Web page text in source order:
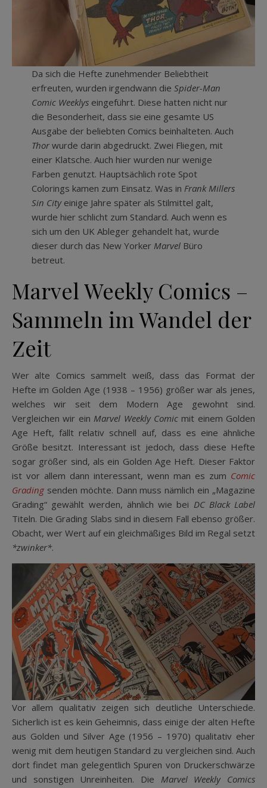
Da sich die Hefte zunehmender Beliebtheit
erfreuten, wurden irgendwann die Spider-Man
Comic Weeklyseingeführt. Diese hatten nicht nur
die Besonderheit, dass sie eine gesamte US
Ausgabe der beliebten Comics beinhalteten. Auch
Thorwurde darin abgedruckt. Zwei Fliegen, mit
einer Klatsche. Auch hier wurden nur wenige
Farben genutzt. Hauptsächlich rote Spot
Colorings kamen zum Einsatz. Was in Frank Millers
Sin Cityeinige Jahre später als Stilmittel galt,
wurde hier schlicht zum Standard. Auch wenn es
sich um den UK Ableger gehandelt hat, wurde
dieser durch das New Yorker MarvelBüro
betreut.
Marvel Weekly Comics –
Sammeln im Wandel der
Zeit
Wer alte Comics sammelt weiß, dass das Format der
Hefte im Golden Age (1938 – 1956) größer war als jenes,
welches wir seit dem Modern Age gewohnt sind.
Vergleichen wir ein Marvel Weekly Comicmit einem Golden
Age Heft, fällt relativ schnell auf, dass es eine ähnliche
Größe besitzt. Interessant ist jedoch, dass diese Hefte
sogar größer sind, als ein Golden Age Heft. Dieser Faktor
ist vor allem dann interessant, wenn man es zum Comic
Grading senden möchte. Dann muss nämlich ein „Magazine
Grading“ gewählt werden, ähnlich wie bei DC Black Label
Titeln. Die Grading Slabs sind in diesem Fall ebenso größer.
Obacht, wer Wert auf ein gleichmäßiges Bild im Regal setzt
*zwinker*.
Vor allem qualitativ zeigen sich deutliche Unterschiede.
Sicherlich ist es kein Geheimnis, dass einige der alten Hefte
aus Golden und Silver Age (1956 – 1970) qualitativ eher
wenig mit dem heutigen Standard zu vergleichen sind. Auch
dort findet man gelegentlich Spuren von Druckerschwärze
und sonstigen Unreinheiten. Die Marvel Weekly Comics